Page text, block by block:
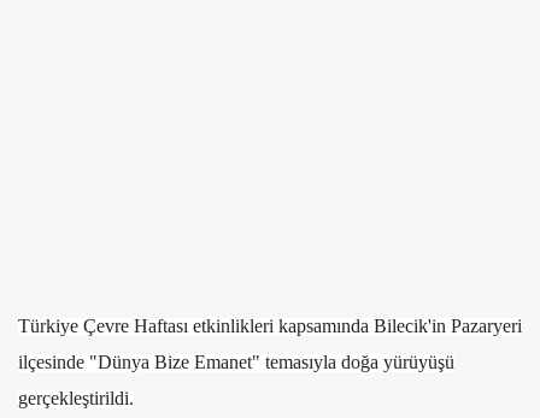
Türkiye Çevre Haftası etkinlikleri kapsamında Bilecik'in Pazaryeri
ilçesinde "Dünya Bize Emanet" temasıyla doğa yürüyüşü
gerçekleştirildi.